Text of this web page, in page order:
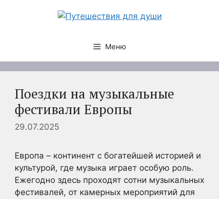
Меню
Поездки на музыкальные
фестивали Европы
29.07.2025
Европа – континент с богатейшей историей и
культурой, где музыка играет особую роль.
Ежегодно здесь проходят сотни музыкальных
фестивалей, от камерных мероприятий для